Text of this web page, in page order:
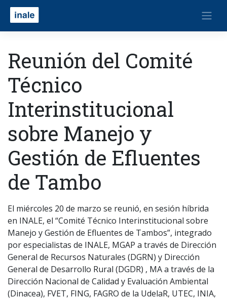
Reunión del Comité
Técnico
Interinstitucional
sobre Manejo y
Gestión de Efluentes
de Tambo
El miércoles 20 de marzo se reunió, en sesión híbrida
en INALE, el “Comité Técnico Interinstitucional sobre
Manejo y Gestión de Efluentes de Tambos”, integrado
por especialistas de INALE, MGAP a través de Dirección
General de Recursos Naturales (DGRN) y Dirección
General de Desarrollo Rural (DGDR) , MA a través de la
Dirección Nacional de Calidad y Evaluación Ambiental
(Dinacea), FVET, FING, FAGRO de la UdelaR, UTEC, INIA,